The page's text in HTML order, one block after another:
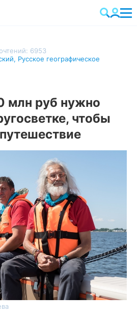
6953
, Русское географическое
млн руб нужно
чтобы